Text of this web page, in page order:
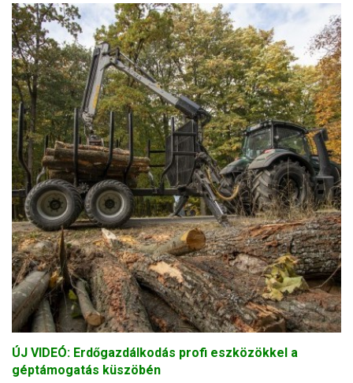
ÚJ VIDEÓ: Erdőgazdálkodás profi eszközökkel a
géptámogatás küszöbén